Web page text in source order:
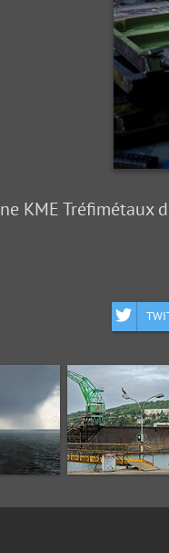
KME Tréfimétaux